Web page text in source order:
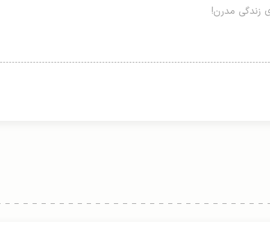
زندگی مدرن!